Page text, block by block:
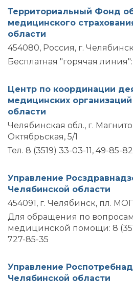
Территориальный Фонд
медицинского
области
454080, Россия, г.
Бесплатная "горячая
Центр по координации
медицинских
области
Челябинская обл., г.
Октябрьская, 5/1
Тел. 8 (3519) 33-03-11, 49-85-82
Управление
Челябинской области
454091, г. Челябинск, пл.
Для обращения по
медицинской помощи: 8
727-85-35
Управление
Челябинской области